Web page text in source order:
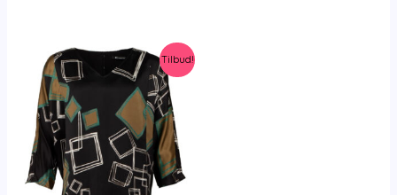
kr.899,00.kr.629,30.
Tilbud!